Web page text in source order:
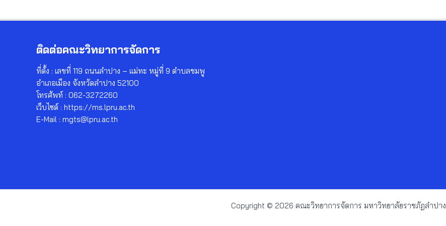
ติดต่อคณะวิทยาการจัดการ
ที่ตั้ง : เลขที่ 119 ถนนลำปาง – แม่ทะ หมู่ที่ 9 ตำบลชมพู
อำเภอเมือง จังหวัดลำปาง 52100
โทรศัพท์ : 062-3272260
เว็บไซต์ : https://ms.lpru.ac.th
E-Mail : mgts@lpru.ac.th
Copyright © 2026 คณะวิทยาการจัดการ มหาวิทยาลัยราชภัฏลำปาง